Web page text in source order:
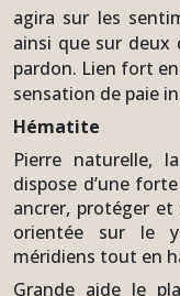
agira sur les
ainsi que sur deux
pardon. Lien fort
sensation de paie
Hématite
Pierre naturelle,
dispose d’une
ancrer, protéger et
orientée sur le
méridiens tout en
Grande aide le